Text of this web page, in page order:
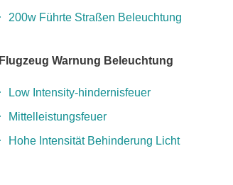
200w Führte Straßen Beleuchtung
Flugzeug Warnung Beleuchtung
Low Intensity-hindernisfeuer
Mittelleistungsfeuer
Hohe Intensität Behinderung Licht